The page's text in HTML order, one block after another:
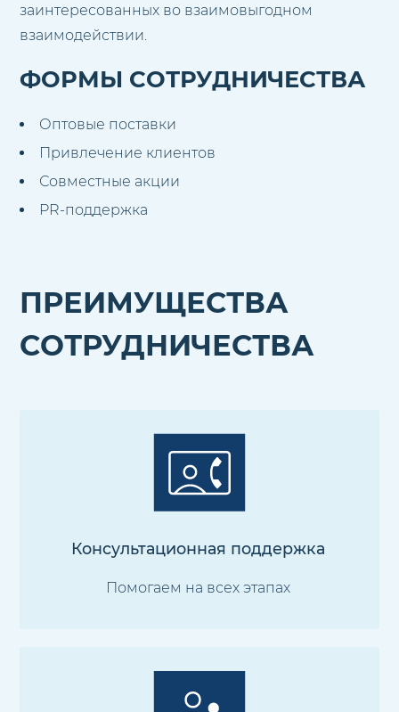
заинтересованных во взаимовыгодном
взаимодействии.
ФОРМЫ СОТРУДНИЧЕСТВА
Оптовые поставки
Привлечение клиентов
Совместные акции
PR-поддержка
ПРЕИМУЩЕСТВА
СОТРУДНИЧЕСТВА
Консультационная поддержка
Помогаем на всех этапах